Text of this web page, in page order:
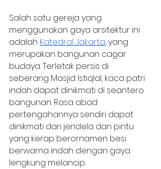
Salah satu gereja yang
menggunakan gaya arsitektur ini
adalah Katedral Jakarta, yang
merupakan bangunan cagar
budaya. Terletak persis di
seberang Masjid Istiqlal, kaca patri
indah dapat dinikmati di seantero
bangunan. Rasa abad
pertengahannya sendiri dapat
dinikmati dari jendela dan pintu
yang kerap berornamen besi
berwarna indah dengan gaya
lengkung melancip.